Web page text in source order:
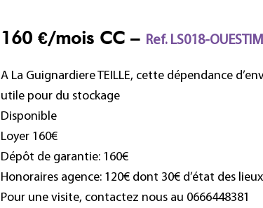
160 €/mois CC – Ref. LS018-
A La Guignardiere TEILLE, cette dépendance
utile pour du stockage
Disponible
Loyer 160€
Dépôt de garantie: 160€
Honoraires agence: 120€ dont 30€ d’état des
Pour une visite, contactez nous au 0666448381